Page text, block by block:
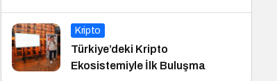
Kripto
Türkiye’deki Kripto
Ekosistemiyle İlk Buluşma